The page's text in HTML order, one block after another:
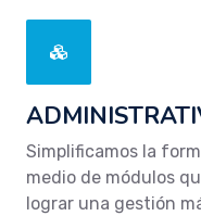
Simplificamos la
medio de módulos
lograr una gestión